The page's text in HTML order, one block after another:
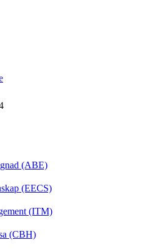
(ABE)
(EECS)
(ITM)
(CBH)